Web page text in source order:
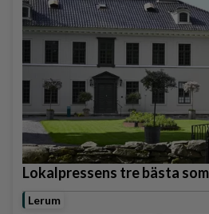
Lokalpressens tre bästa
Lerum